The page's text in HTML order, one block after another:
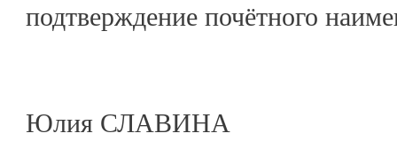
подтверждение почётного
Юлия СЛАВИНА